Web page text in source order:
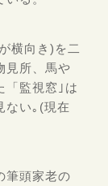
横向き)を二
見所、馬や
「監視窓｣は
ない｡(現在
筆頭家老の